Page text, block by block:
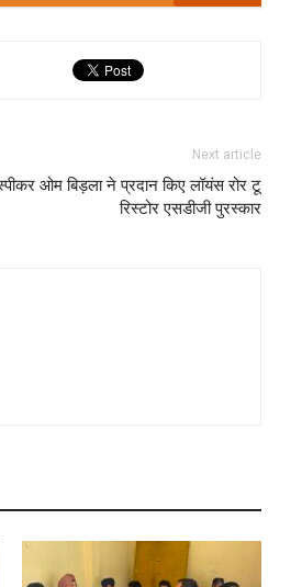
Next article
ओम बिड़ला ने प्रदान किए लॉयंस रोर टू
रिस्टोर एसडीजी पुरस्कार